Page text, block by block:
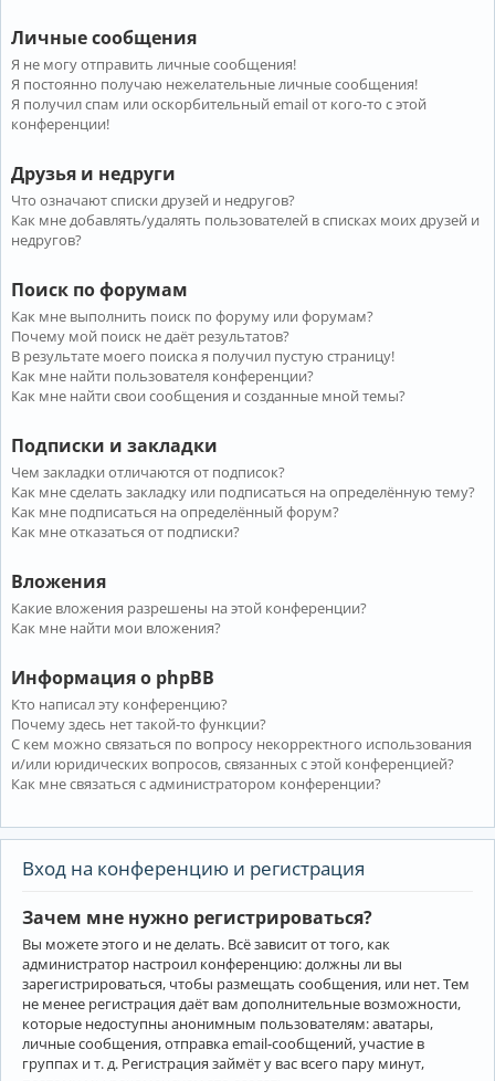
Личные сообщения
Я не могу отправить личные сообщения!
Я постоянно получаю нежелательные личные сообщения!
Я получил спам или оскорбительный email от кого-то с этой
конференции!
Друзья и недруги
Что означают списки друзей и недругов?
Как мне добавлять/удалять пользователей в списках моих друзей и
недругов?
Поиск по форумам
Как мне выполнить поиск по форуму или форумам?
Почему мой поиск не даёт результатов?
В результате моего поиска я получил пустую страницу!
Как мне найти пользователя конференции?
Как мне найти свои сообщения и созданные мной темы?
Подписки и закладки
Чем закладки отличаются от подписок?
Как мне сделать закладку или подписаться на определённую тему?
Как мне подписаться на определённый форум?
Как мне отказаться от подписки?
Вложения
Какие вложения разрешены на этой конференции?
Как мне найти мои вложения?
Информация о phpBB
Кто написал эту конференцию?
Почему здесь нет такой-то функции?
С кем можно связаться по вопросу некорректного использования
и/или юридических вопросов, связанных с этой конференцией?
Как мне связаться с администратором конференции?
Вход на конференцию и регистрация
Зачем мне нужно регистрироваться?
Вы можете этого и не делать. Всё зависит от того, как
администратор настроил конференцию: должны ли вы
зарегистрироваться, чтобы размещать сообщения, или нет. Тем
не менее регистрация даёт вам дополнительные возможности,
которые недоступны анонимным пользователям: аватары,
личные сообщения, отправка email-сообщений, участие в
группах и т. д. Регистрация займёт у вас всего пару минут,